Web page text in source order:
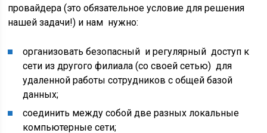
провайдера (это обязательное условие для решения
нашей задачи!) и нам нужно:
организовать безопасный и регулярный доступ к
сети из другого филиала (со своей сетью) для
удаленной работы сотрудников с общей базой
данных;
соединить между собой две разных локальные
компьютерные сети;